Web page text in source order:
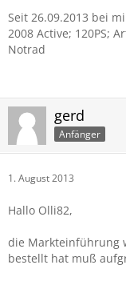
Seit 26.09.2013 bei
2008 Active; 120PS;
Notrad
gerd
Anfänger
1. August 2013
Hallo Olli82,
die Markteinführung
bestellt hat muß